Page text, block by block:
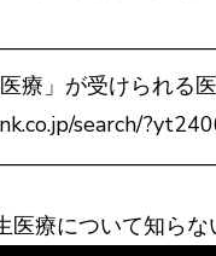
療」が受けられる
search/
医療について知らな